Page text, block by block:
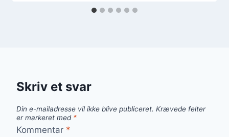
Skriv et svar
Din e-mailadresse vil ikke blive publiceret. Krævede felter
er markeret med *
Kommentar *